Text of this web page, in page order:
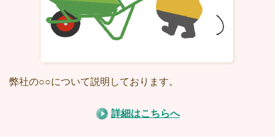
弊社の○○について説明しております。
詳細はこちらへ